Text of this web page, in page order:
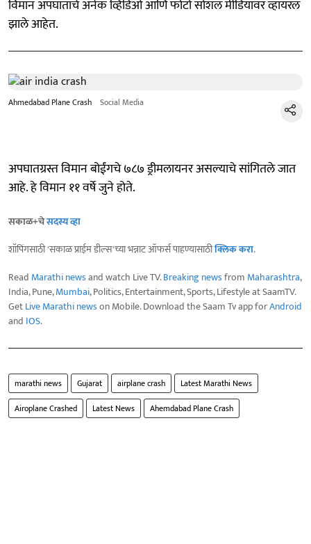
विमान अपघाताचे अनेक व्हिडिओ आणि फोटो सोशल मीडियावर व्हायरल
झाले आहेत.
Ahmedabad Plane Crash Social Media
अपघातग्रस्त विमान बोईंगचे ७८७ ड्रीमलायनर असल्याचे सांगितले जात
आहे. हे विमान ११ वर्षे जुने होते.
सकाळ+चेसदस्य व्हा
शॉपिंगसाठी 'सकाळ प्राईम डील्स'च्या भन्नाट ऑफर्स पाहण्यासाठीक्लिक करा.
Read Marathi newsand watch Live TV.Breaking newsfrom Maharashtra,
India, Pune,Mumbai, Politics, Entertainment, Sports, Lifestyle at SaamTV.
GetLive Marathi newson Mobile. Download the Saam Tv app forAndroid
and IOS.
marathi news Gujarat airplane crash
Latest Marathi News
Airoplane Crashed
Latest News Ahemdabad Plane Crash